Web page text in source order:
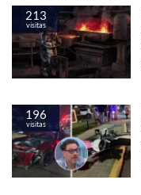
213
visitas
196
visitas